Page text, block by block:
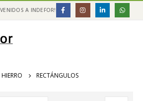
A INDEFOR!
HIERRO RECTÁNGULOS